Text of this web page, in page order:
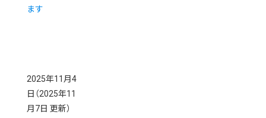
ます
2025年11月4
日 （2025年11
月7日 更新）